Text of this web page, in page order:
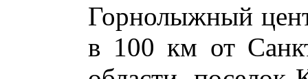
Горнолыжный
в 100 км от